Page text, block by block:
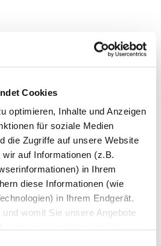
Cookies
optimieren, Inhalte und Anzeigen
für soziale Medien
die Zugriffe auf unsere Website
auf Informationen (z.B.
in Ihrem
diese Informationen (wie
in Ihrem Endgerät.
womit Sie unsere Angebote